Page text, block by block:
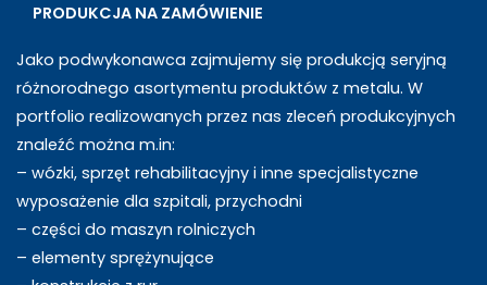
PRODUKCJA NA ZAMÓWIENIE
Jako podwykonawca zajmujemy się produkcją seryjną
różnorodnego asortymentu produktów z metalu. W
portfolio realizowanych przez nas zleceń produkcyjnych
znaleźć można m.in:
– wózki, sprzęt rehabilitacyjny i inne specjalistyczne
wyposażenie dla szpitali, przychodni
– części do maszyn rolniczych
– elementy sprężynujące